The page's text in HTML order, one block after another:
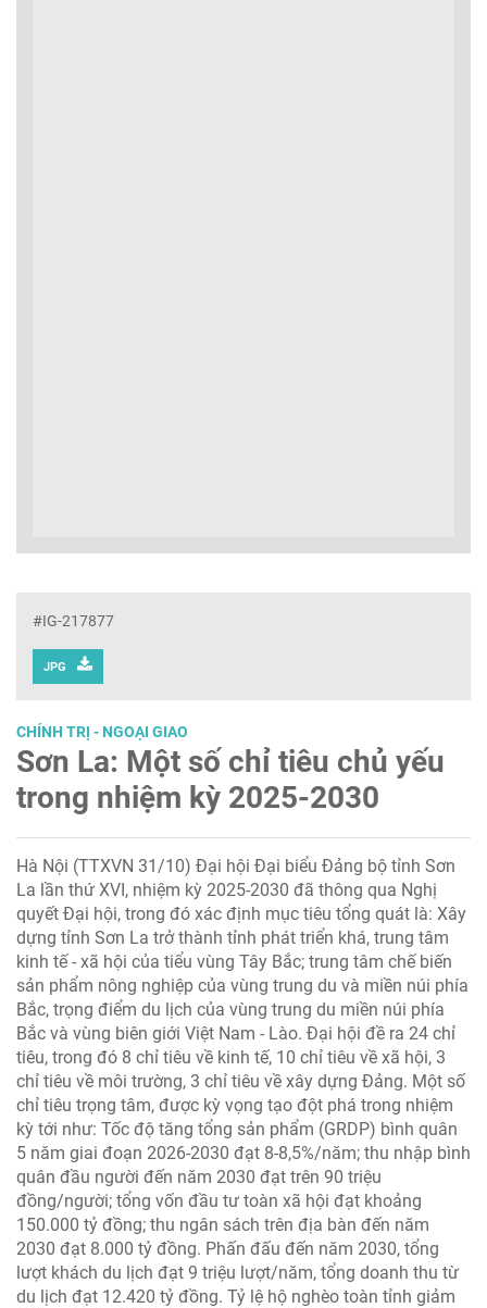
#IG-217877
JPG
CHÍNH TRỊ - NGOẠI GIAO
Sơn La: Một số chỉ tiêu chủ yếu
trong nhiệm kỳ 2025-2030
Hà Nội (TTXVN 31/10) Đại hội Đại biểu Đảng bộ tỉnh Sơn
La lần thứ XVI, nhiệm kỳ 2025-2030 đã thông qua Nghị
quyết Đại hội, trong đó xác định mục tiêu tổng quát là: Xây
dựng tỉnh Sơn La trở thành tỉnh phát triển khá, trung tâm
kinh tế - xã hội của tiểu vùng Tây Bắc; trung tâm chế biến
sản phẩm nông nghiệp của vùng trung du và miền núi phía
Bắc, trọng điểm du lịch của vùng trung du miền núi phía
Bắc và vùng biên giới Việt Nam - Lào. Đại hội đề ra 24 chỉ
tiêu, trong đó 8 chỉ tiêu về kinh tế, 10 chỉ tiêu về xã hội, 3
chỉ tiêu về môi trường, 3 chỉ tiêu về xây dựng Đảng. Một số
chỉ tiêu trọng tâm, được kỳ vọng tạo đột phá trong nhiệm
kỳ tới như: Tốc độ tăng tổng sản phẩm (GRDP) bình quân
5 năm giai đoạn 2026-2030 đạt 8-8,5%/năm; thu nhập bình
quân đầu người đến năm 2030 đạt trên 90 triệu
đồng/người; tổng vốn đầu tư toàn xã hội đạt khoảng
150.000 tỷ đồng; thu ngân sách trên địa bàn đến năm
2030 đạt 8.000 tỷ đồng. Phấn đấu đến năm 2030, tổng
lượt khách du lịch đạt 9 triệu lượt/năm, tổng doanh thu từ
du lịch đạt 12.420 tỷ đồng. Tỷ lệ hộ nghèo toàn tỉnh giảm